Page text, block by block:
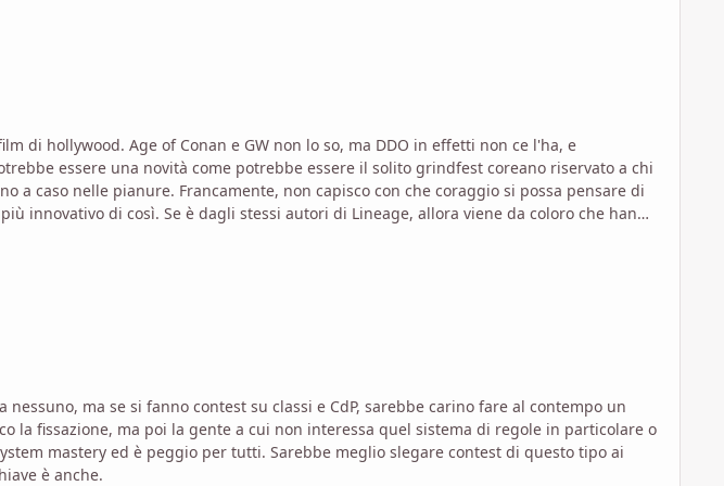
in effetti non ce l'ha, e
caso nelle pianure. Francamente, non capisco con che coraggio si possa pensare di
allora viene da coloro che hanno
Sarebbe meglio slegare contest di questo tipo ai
è anche.